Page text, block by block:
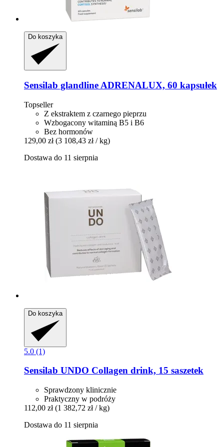
Do koszyka
Sensilab glandline ADRENALUX, 60 kapsułek
Topseller
Z ekstraktem z czarnego pieprzu
Wzbogacony witaminą B5 i B6
Bez hormonów
129,00 zł (3 108,43 zł / kg)
Dostawa do 11 sierpnia
Do koszyka
5.0 (1)
Sensilab UNDO Collagen drink, 15 saszetek
Sprawdzony klinicznie
Praktyczny w podróży
112,00 zł (1 382,72 zł / kg)
Dostawa do 11 sierpnia